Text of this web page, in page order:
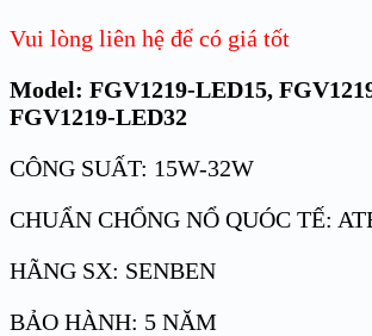
Vui lòng liên hệ để có giá tốt
Model: FGV1219-LED15,
FGV1219-LED32
CÔNG SUẤT: 15W-32W
CHUẨN CHỔNG NỔ QUÓC TẾ:
HÃNG SX: SENBEN
BẢO HÀNH: 5 NĂM